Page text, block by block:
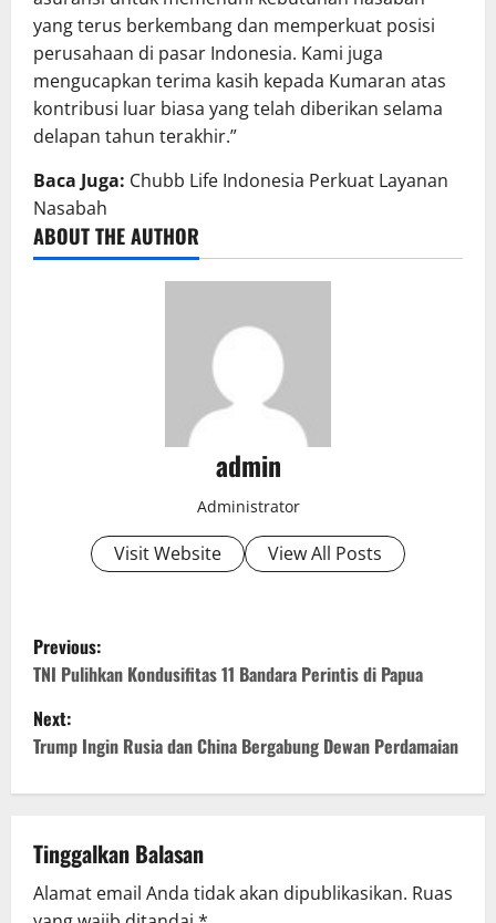
yang terus berkembang dan memperkuat posisi
perusahaan di pasar Indonesia. Kami juga
mengucapkan terima kasih kepada Kumaran atas
kontribusi luar biasa yang telah diberikan selama
delapan tahun terakhir.”
Baca Juga: Chubb Life Indonesia Perkuat Layanan
Nasabah
ABOUT THE AUTHOR
admin
Administrator
Visit Website View All Posts
P
o
s
a
Previous:
TNI Pulihkan Kondusifitas 11 Bandara Perintis di Papua
Next:
Trump Ingin Rusia dan China Bergabung Dewan Perdamaian
Tinggalkan Balasan
Alamat email Anda tidak akan dipublikasikan. Ruas